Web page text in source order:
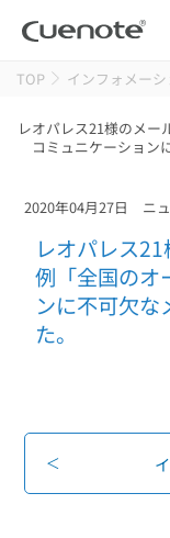
製品
メール配信システム
メールリレーサーバー
kintone（キントーン）
活用シーン
活用シーントップ
会員獲得／ニ
組織的に管理
導入事例
サポート
セミナー
マーケティングブ
TOP インフォメーシ
レオパレス21様のメ
コミュニケーション
2020年04月27日 ニ
レオパレス
例「全国のオ
ンに不可欠な
た。